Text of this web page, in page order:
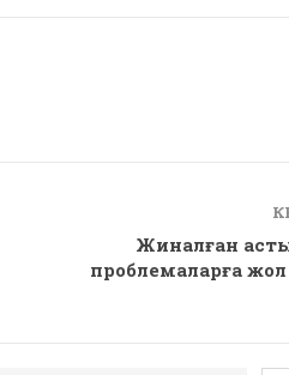
Жиналған
проблемаларға